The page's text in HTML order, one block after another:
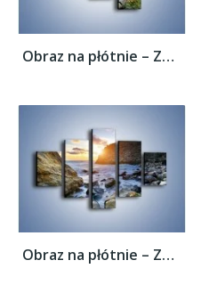
Obraz na płótnie – Zakaz kąpieli –...
Obraz na płótnie – Zakaz kąpieli –...